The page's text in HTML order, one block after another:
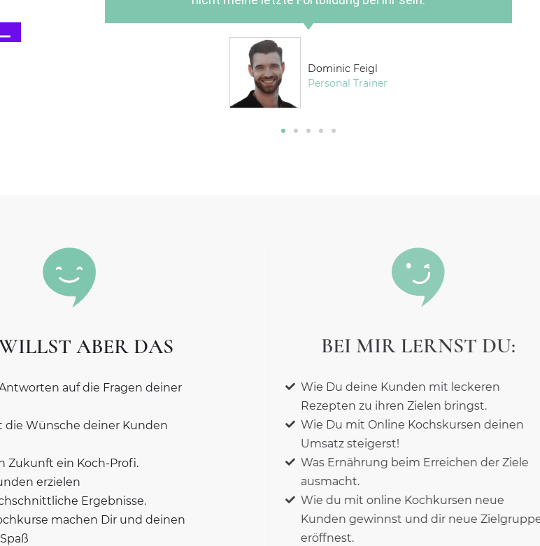
Dominic Feigl
Personal Trainer
ABER DAS
auf die Fragen deiner
die Wünsche deiner Kunden
Zukunft ein Koch-Profi.
erzielen
Ergebnisse.
machen Dir und deinen
BEI MIR LERNST DU:
Wie Du deine Kunden mit leckeren
Rezepten zu ihren Zielen bringst.
Wie Du mit Online Kochskursen deinen
Umsatz steigerst!
Was Ernährung beim Erreichen der Ziele
ausmacht.
Wie du mit online Kochkursen neue
Kunden gewinnst und dir neue Zielgruppen
eröffnest.